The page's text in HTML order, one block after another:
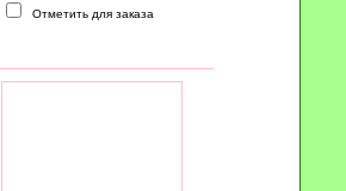
Отметить для заказа